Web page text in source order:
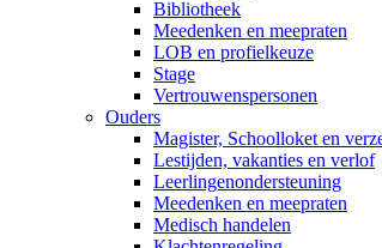
Bibliotheek
Meedenken en meepraten
LOB en profielkeuze
Stage
Vertrouwenspersonen
Ouders
Magister, Schoolloket en
Lestijden, vakanties en verlof
Leerlingenondersteuning
Meedenken en meepraten
Medisch handelen